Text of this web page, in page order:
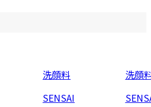
洗顔料
SENSAI
洗顔